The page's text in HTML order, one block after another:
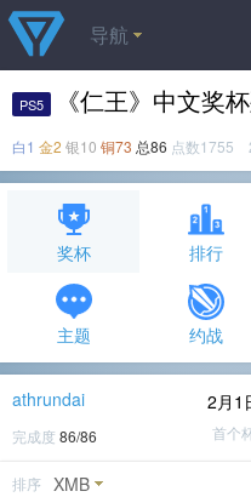
导航
PS5 《仁王》中文奖
白1 金2 银10 铜73 总86 点数1755
奖杯 排行
主题 约战
athrundai
完成度 86/86
2月1
首个
排序 XMB